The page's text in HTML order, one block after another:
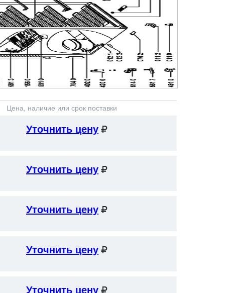
Цена, наличие или срок поставки
Уточнить цену
Уточнить цену
Уточнить цену
Уточнить цену
Уточнить цену